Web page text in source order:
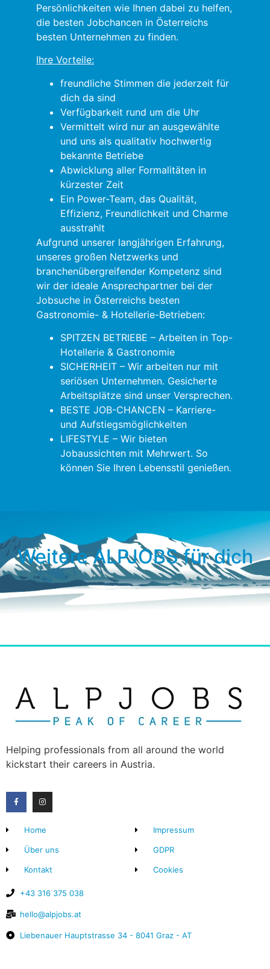
Persönlichkeiten wie Ihnen dabei zu helfen,
die besten Jobchancen in Österreichs
besten Unternehmen zu finden.
Ihre Vorteile:
freundliche Stimmen die jederzeit für
dich da sind
Verfügbarkeit rund um die Uhr
Vermittelt wird nur an ausgewählte
und uns als qualitativ hochwertig
bekannte Betriebe
Abwicklung aller Formalitäten in
kürzester Zeit
Ein Power-Team, das Qualität,
Effizienz, Freundlichkeit und Charme
ausstrahlt
Aufgrund unserer langjährigen Erfahrung,
unseres großen Netzwerks und
branchenübergreifender Kompetenz sind
wir der ideale Ansprechpartner bei der
Jobsuche in Österreichs besten
Gastronomie- & Hotellerie-Betrieben:
SPITZEN BETRIEBE – Arbeiten in Top-
Hotellerie & Gastronomie
SICHERHEIT – Wir arbeiten nur mit
seriösen Unternehmen. Gesicherte
Arbeitsplätze sind unser Versprechen.
BESTE JOB-CHANCEN – Karriere-
und Aufstiegsmöglichkeiten
LIFESTYLE – Wir bieten
Jobaussichten mit Mehrwert. So
können Sie Ihren Lebensstil genießen.
Weitere ALPJOBS für dich
Helping professionals from all around the world
kickstart their careers in Austria.
Home
Über uns
Kontakt
Impressum
GDPR
Cookies
+43 316 375 038
hello@alpjobs.at
Liebenauer Hauptstrasse 34 - 8041 Graz - AT